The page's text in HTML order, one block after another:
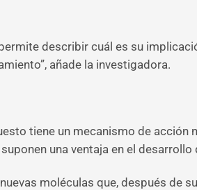
describir cuál es su
añade la investigadora.
tiene un mecanismo de acción
una ventaja en el
moléculas que, después de